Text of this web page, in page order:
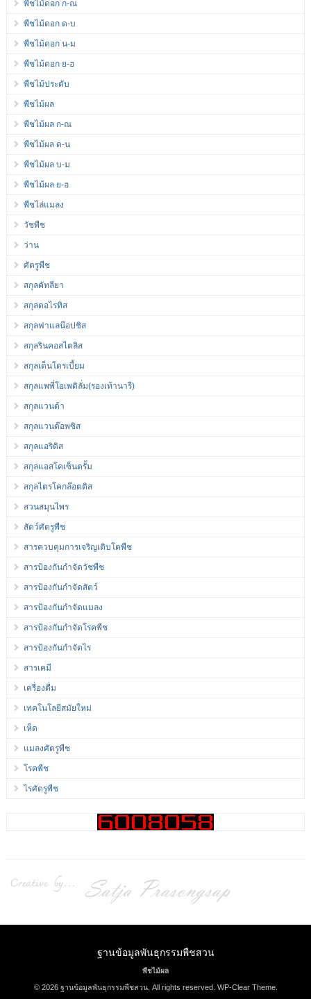
พืชไม้ดอก ก-ณ
พืชไม้ดอก ด-บ
พืชไม้ดอก น-ม
พืชไม้ดอก ย-ฮ
พืชไม้ประดับ
พืชไม้ผล
พืชไม้ผล ก-ณ
พืชไม้ผล ด-น
พืชไม้ผล บ-ม
พืชไม้ผล ย-ฮ
พืชไล่แมลง
วัชพืช
ว่าน
ศัตรูพืช
สกุลคัทลียา
สกุลดอไรทิส
สกุลฟาแลน๊อปซิส
สกุลรินคอสไตลิส
สกุลเด็นโดรเบี้ยม
สกุลแพพี่โอเพดิลั่ม(รองเท้านารี)
สกุลแวนด้า
สกุลแวนด๊อพซิส
สกุลแอริดิส
สกุลแอสโคเซ็นตรั้ม
สกุลไตรโคกล๊อตติส
สวนสมุนไพร
สัตว์ศัตรูพืช
สารควบคุมการเจริญเติบโตพืช
สารป้องกันกำจัดวัชพืช
สารป้องกันกำจัดสัตว์
สารป้องกันกำจัดแมลง
สารป้องกันกำจัดโรคพืช
สารป้องกันกำจัดไร
สารเคมี
เครื่องดื่ม
เทคโนโลยีสมัยใหม่
เห็ด
แมลงศัตรูพืช
โรคพืช
ไรศัตรูพืช
ฐานข้อมูลพันธุกรรมพืชสวน
พืชไม้ผล
© 2026 ฐานข้อมูลพันธุกรรมพืชสวน. All rights reserved. WP-Clear Theme.